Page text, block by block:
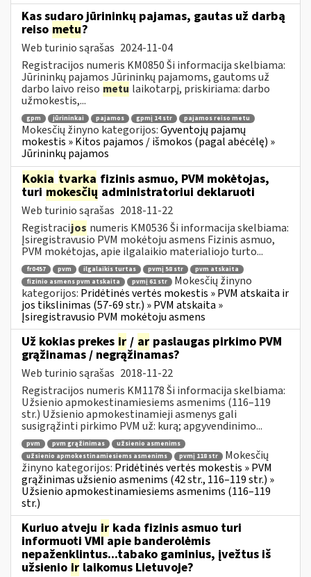
Kas sudaro jūrininkų pajamas, gautas už darbą
reiso metu?
Web turinio sąrašas 2024-11-04
Registracijos numeris KM0850 Ši informacija skelbiama:
Jūrininkų pajamos Jūrininkų pajamoms, gautoms už
darbo laivo reiso metu laikotarpį, priskiriama: darbo
užmokestis,...
gpm jūrininkai pajamos gpmį 14 str pajamos reiso metu
Mokesčių žinyno kategorijos:Gyventojų pajamų
mokestis » Kitos pajamos / išmokos (pagal abėcėlę) »
Jūrininkų pajamos
Kokia tvarka fizinis asmuo, PVM mokėtojas,
turimokesčių administratoriui deklaruoti
Web turinio sąrašas 2018-11-22
Registracijos numeris KM0536 Ši informacija skelbiama:
Įsiregistravusio PVM mokėtoju asmens Fizinis asmuo,
PVM mokėtojas, apie ilgalaikio materialiojo turto...
fr0457 pvm ilgalaikis turtas pvmį 58 str
pvm atskaita
fizinio asmens pvm atskaita
pvmį 61 str
Mokesčių žinyno
kategorijos: Pridėtinės vertės mokestis » PVM atskaita ir
jos tikslinimas (57-69 str.) » PVM atskaita »
Įsiregistravusio PVM mokėtoju asmens
Už kokias prekes ir / ar paslaugas pirkimo PVM
grąžinamas / negrąžinamas?
Web turinio sąrašas 2018-11-22
Registracijos numeris KM1178 Ši informacija skelbiama:
Užsienio apmokestinamiesiems asmenims (116–119
str.) Užsienio apmokestinamieji asmenys gali
susigrąžinti pirkimo PVM už: kurą; apgyvendinimo...
pvm pvm grąžinimas
užsienio asmenims
užsienio apmokestinamiesiems asmenims
pvmį 118 str
Mokesčių
žinyno kategorijos: Pridėtinės vertės mokestis » PVM
grąžinimas užsienio asmenims (42 str., 116–119 str.) »
Užsienio apmokestinamiesiems asmenims (116–119
str.)
Kuriuo atveju ir kada fizinis asmuo turi
informuoti VMI apie banderolėmis
nepaženklintus...tabako gaminius, įvežtus iš
užsienio ir laikomus Lietuvoje?